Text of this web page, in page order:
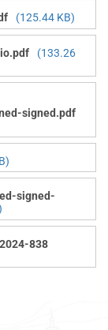
(125.44 KB)
(133.26
signed.pdf
signed-
2024-838